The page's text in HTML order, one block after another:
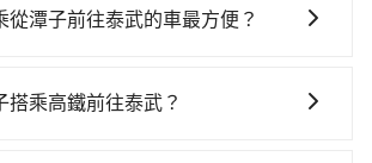
提供優於其他業者更彈性的取消政
正在尋找一家可靠的包車公司，
程，其次，包車可以讓您更加深入地
地美景和文化，讓您的旅程更加輕鬆
從潭子前往泰武的車最方便？
、Google地圖上能標註、GPS上能找
搭乘高鐵前往泰武？